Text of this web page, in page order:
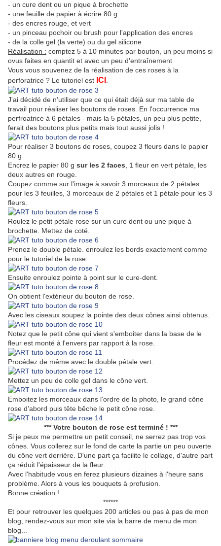
- un cure dent ou un pique à brochette
- une feuille de papier à écrire 80 g
- des encres rouge, et vert
- un pinceau pochoir ou brush pour l'application des encres
- de la colle gel (la verte) ou du gel silicone
Réalisation : comptez 5 à 10 minutes par bouton, un peu moins si
ovus faites en quantit et avec un peu d'entraînement
Vous vous souvenez de la réalisation de ces roses à la
perforatrice ? Le tutoriel est ICI
J'ai décidé de n'utiliser que ce qui était déjà sur ma table de
travail pour réaliser les boutons de roses. En l'occurrence ma
perfroatrice à 6 pétales - mais la 5 pétales, un peu plus petite,
ferait des boutons plus petits mais tout aussi jolis !
Pour réaliser 3 boutons de roses, coupez 3 fleurs dans le papier
80 g.
Encrez le papier 80 g sur les 2 faces , 1 fleur en vert pétale, les
deux autres en rouge.
Coupez comme sur l'image à savoir 3 morceaux de 2 pétales
pour les 3 feuilles, 3 morceaux de 2 pétales et 1 pétale pour les 3
fleurs.
Roulez le petit pétale rose sur un cure dent ou une pique à
brochette. Mettez de coté.
Prenez le double pétale. enroulez les bords exactement comme
pour le tutoriel de la rose.
Ensuite enroulez pointe à point sur le cure-dent.
On obtient l'extérieur du bouton de rose.
Avec les ciseaux soupez la pointe des deux cônes ainsi obtenus.
Notez que le petit cône qui vient s'emboiter dans la base de le
fleur est monté à l'envers par rapport à la rose.
Procédez de même avec le double pétale vert.
Mettez un peu de colle gel dans le cône vert.
Emboitez les morceaux dans l'ordre de la photo, le grand cône
rose d'abord puis tête bêche le petit cône rose.
*** Votre bouton de rose est terminé ! ***
Si je peux me permettre un petit conseil, ne serrez pas trop vos
cônes. Vous collerez sur le fond de carte la partie un peu ouverte
du cône vert derrière. D'une part ça facilite le collage, d'autre part
ça réduit l'épaisseur de la fleur.
Avec l'habitude vous en ferez plusieurs dizaines à l'heure sans
problème. Alors à vous les bouquets à profusion.
Bonne création !
******
Et pour retrouver les quelques 200 articles ou pas à pas de mon
blog, rendez-vous sur mon site via la barre de menu de mon
blog...